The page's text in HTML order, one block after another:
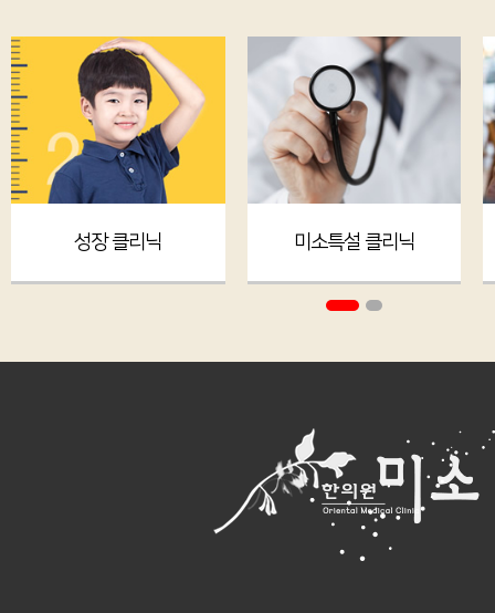
성장 클리닉 미소특설 클리닉